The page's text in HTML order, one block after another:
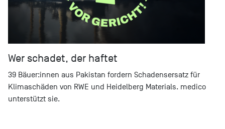
Wer schadet, der haftet
39 Bäuer:innen aus Pakistan fordern Schadensersatz für
Klimaschäden von RWE und Heidelberg Materials. medico
unterstützt sie.